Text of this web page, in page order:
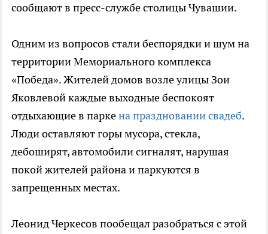
сообщают в пресс-службе столицы Чувашии.
Одним из вопросов стали беспорядки и шум на
территории Мемориального комплекса
«Победа». Жителей домов возле улицы Зои
Яковлевой каждые выходные беспокоят
отдыхающие в паркена праздновании свадеб.
Люди оставляют горы мусора, стекла,
дебоширят, автомобили сигналят, нарушая
покой жителей района и паркуются в
запрещенных местах.
Леонид Черкесов пообещал разобраться с этой